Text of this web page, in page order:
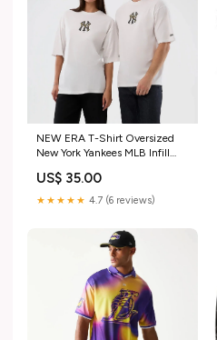
NEW ERA T-Shirt Oversized
New York Yankees MLB Infill
US$ 35.00
★★★★★ 4.7 (6 reviews)